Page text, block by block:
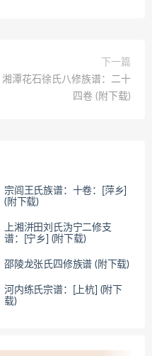
下一篇
湘潭花石徐氏八修族谱：二十
四卷 (附下载)
宗闾王氏族谱：十卷：[萍乡]
(附下载)
上湘洴田刘氏沩宁二修支
谱：[宁乡] (附下载)
邵陵龙张氏四修族谱 (附下载)
河内练氏宗谱：[上杭] (附下
载)